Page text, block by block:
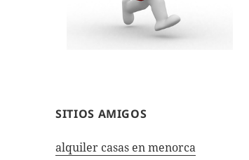
SITIOS AMIGOS
alquiler casas en menorca